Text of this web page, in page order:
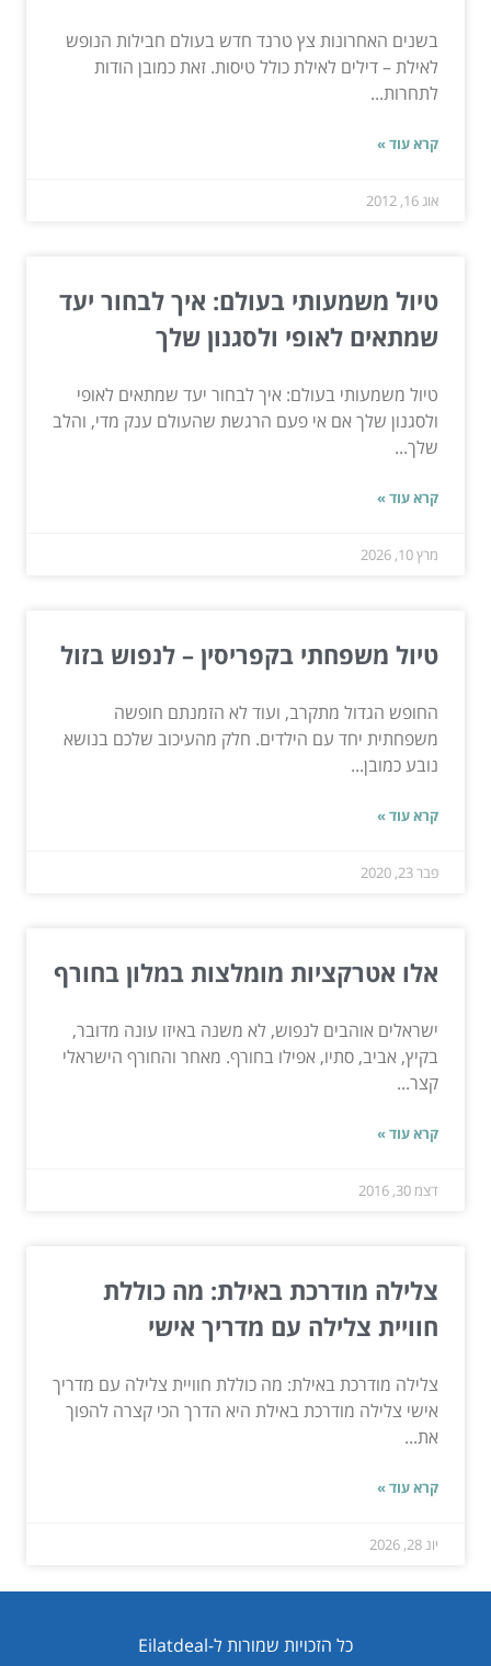
בשנים האחרונות צץ טרנד חדש בעולם חבילות הנופש
לאילת – דילים לאילת כולל טיסות. זאת כמובן הודות
לתחרות...
קרא עוד »
אוג 16, 2012
טיול משמעותי בעולם: איך לבחור יעד
שמתאים לאופי ולסגנון שלך
טיול משמעותי בעולם: איך לבחור יעד שמתאים לאופי
ולסגנון שלך אם אי פעם הרגשת שהעולם ענק מדי, והלב
שלך...
קרא עוד »
מרץ 10, 2026
טיול משפחתי בקפריסין – לנפוש בזול
החופש הגדול מתקרב, ועוד לא הזמנתם חופשה
משפחתית יחד עם הילדים. חלק מהעיכוב שלכם בנושא
נובע כמובן...
קרא עוד »
פבר 23, 2020
אלו אטרקציות מומלצות במלון בחורף
ישראלים אוהבים לנפוש, לא משנה באיזו עונה מדובר,
בקיץ, אביב, סתיו, אפילו בחורף. מאחר והחורף הישראלי
קצר...
קרא עוד »
דצמ 30, 2016
צלילה מודרכת באילת: מה כוללת
חוויית צלילה עם מדריך אישי
צלילה מודרכת באילת: מה כוללת חוויית צלילה עם מדריך
אישי צלילה מודרכת באילת היא הדרך הכי קצרה להפוך
את...
קרא עוד »
יונ 28, 2026
כל הזכויות שמורות ל-Eilatdeal